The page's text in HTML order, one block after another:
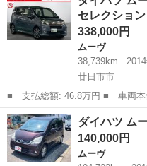
■ 排気量： ...
セレクショ
338,000円
ムーヴ
38,739km
廿日市市
■ 支払総額: 46.8万円 ■ 車両本体価格： 338,000 円 ■ メーカー
名： ダイハツ ■ 車種名：
Ｘ ＶＳスマートセレクション
ビ バックカメ...
広島 廿日市市
ダイハツ ム
140,000円
ムーヴ